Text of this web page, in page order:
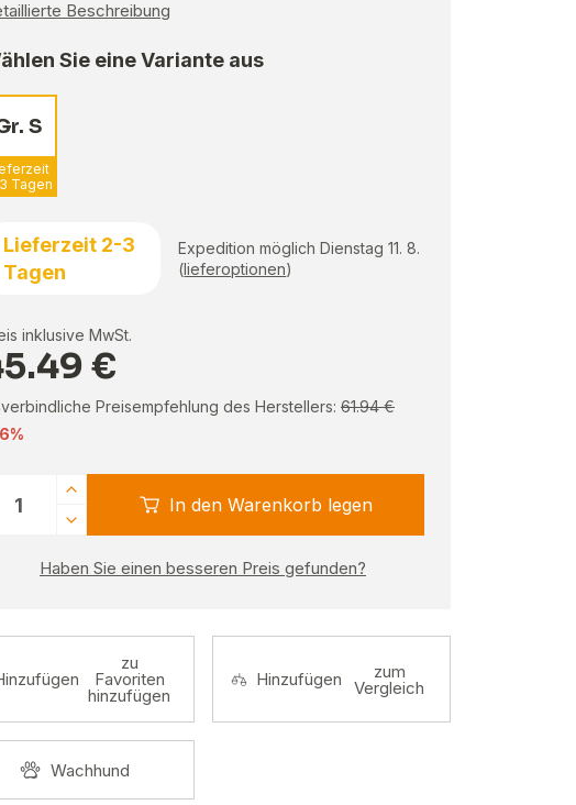
Beschreibung
Sie eine Variante aus
S
Tagen
Lieferzeit 2-3
Tagen
Expedition möglich Dienstag 11. 8.
(lieferoptionen)
inklusive MwSt.
€
Preisempfehlung des Herstellers: 61.94 €
In den Warenkorb legen
Haben Sie einen besseren Preis gefunden?
zu
Favoriten
hinzufügen
Hinzufügen zum
Vergleich
Wachhund